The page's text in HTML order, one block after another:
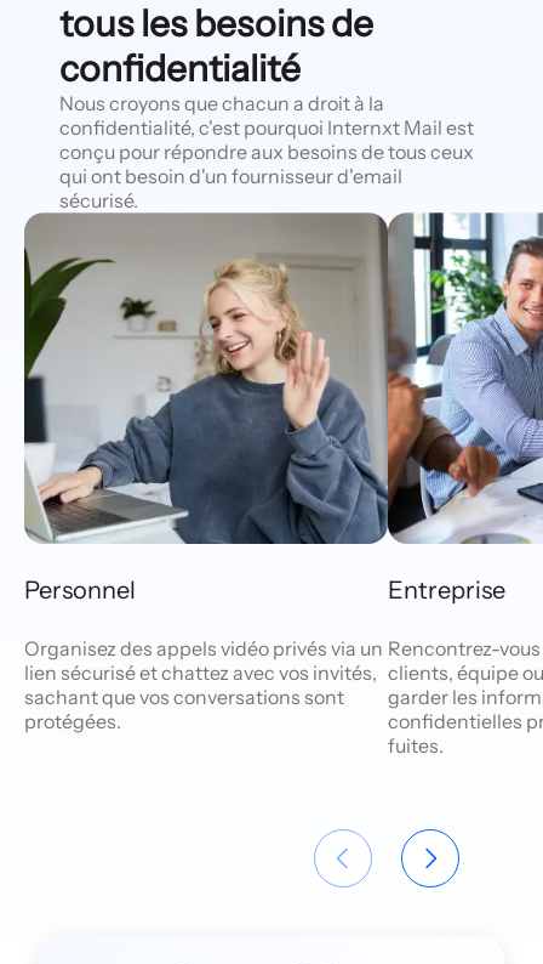
tous les besoins de
confidentialité
Nous croyons que chacun a droit à la
confidentialité, c'est pourquoi Internxt Mail est
conçu pour répondre aux besoins de tous ceux
qui ont besoin d'un fournisseur d'email
sécurisé.
Personnel
Organisez des appels vidéo privés via un
lien sécurisé et chattez avec vos invités,
sachant que vos conversations sont
protégées.
Entreprise
Rencontrez-
clients, équipe
garder les
confidentielles
fuites.